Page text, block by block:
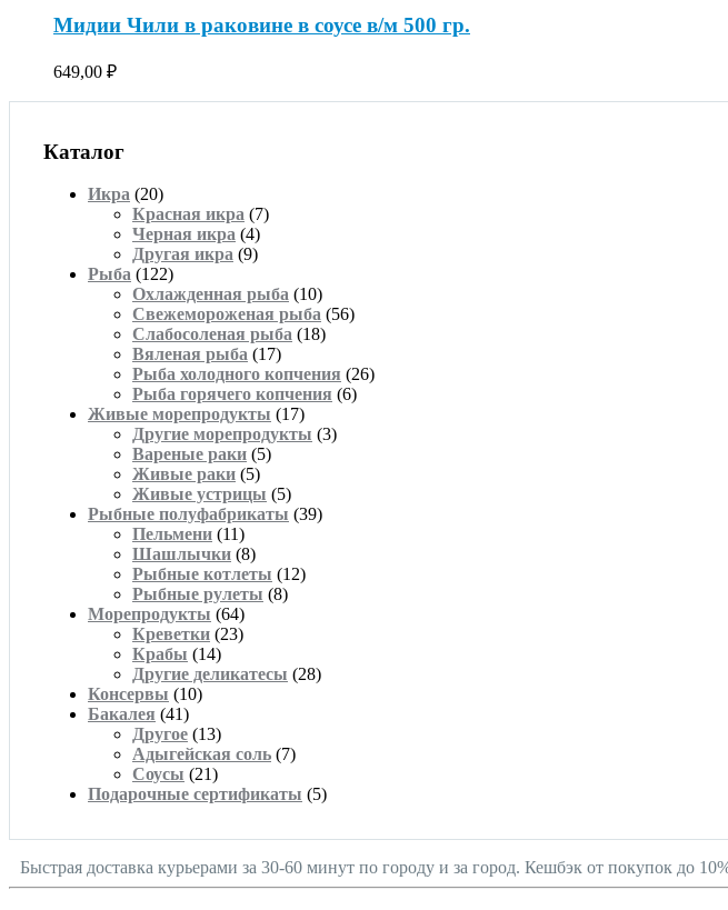
Мидии Чили в раковине в соусе в/м 500 гр.
649,00 ₽
Каталог
Икра (20)
Красная икра (7)
Черная икра (4)
Другая икра (9)
Рыба (122)
Охлажденная рыба (10)
Свежемороженая рыба (56)
Слабосоленая рыба (18)
Вяленая рыба (17)
Рыба холодного копчения (26)
Рыба горячего копчения (6)
Живые морепродукты (17)
Другие морепродукты (3)
Вареные раки (5)
Живые раки (5)
Живые устрицы (5)
Рыбные полуфабрикаты (39)
Пельмени (11)
Шашлычки (8)
Рыбные котлеты (12)
Рыбные рулеты (8)
Морепродукты (64)
Креветки (23)
Крабы (14)
Другие деликатесы (28)
Консервы (10)
Бакалея (41)
Другое (13)
Адыгейская соль (7)
Соусы (21)
Подарочные сертификаты (5)
Быстрая доставка курьерами за 30-60 минут по городу и за город. Кешбэк от покупок до